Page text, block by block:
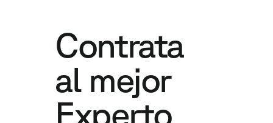
Contrata
al mejor
Experto